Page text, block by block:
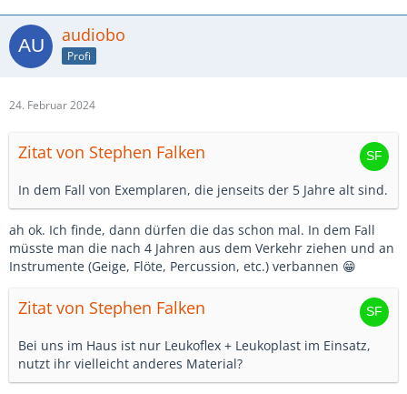
audiobo
Profi
24. Februar 2024
Zitat von Stephen Falken
In dem Fall von Exemplaren, die jenseits der 5 Jahre alt sind.
ah ok. Ich finde, dann dürfen die das schon mal. In dem Fall
müsste man die nach 4 Jahren aus dem Verkehr ziehen und an
Instrumente (Geige, Flöte, Percussion, etc.) verbannen 😁
Zitat von Stephen Falken
Bei uns im Haus ist nur Leukoflex + Leukoplast im Einsatz,
nutzt ihr vielleicht anderes Material?